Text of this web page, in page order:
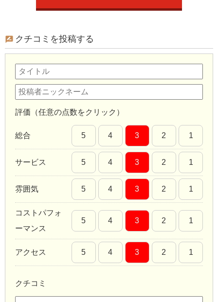
クチコミを投稿する
評価（任意の点数をクリック）
総合 5 4 3 2 1
サービス 5 4 3 2 1
雰囲気 5 4 3 2 1
コストパフォ
ーマンス
5 4 3 2 1
アクセス 5 4 3 2 1
クチコミ